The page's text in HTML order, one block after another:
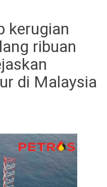
kerugian
ribuan
di Malaysia